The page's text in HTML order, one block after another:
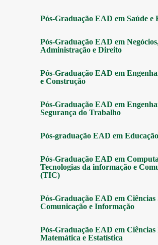
Pós-Graduação EAD em Saúde e
Pós-Graduação EAD em
Administração e Direito
Pós-Graduação EAD em
e Construção
Pós-Graduação EAD em
Segurança do Trabalho
Pós-graduação EAD em Educação
Pós-Graduação EAD em
Tecnologias da informação e
(TIC)
Pós-Graduação EAD em Ciências
Comunicação e Informação
Pós-Graduação EAD em
Matemática e Estatística